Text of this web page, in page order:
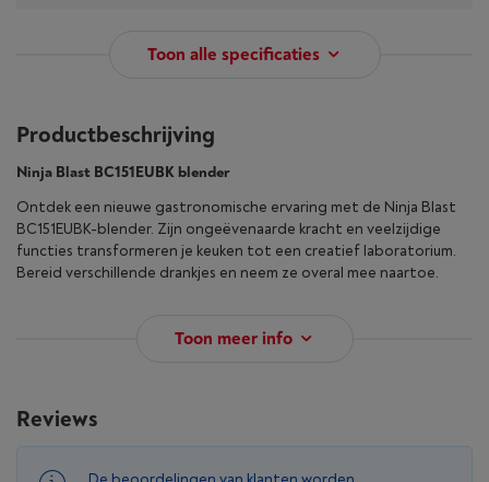
Toon alle specificaties
Productbeschrijving
Ninja Blast BC151EUBK blender
Ontdek een nieuwe gastronomische ervaring met de Ninja Blast
BC151EUBK-blender. Zijn ongeëvenaarde kracht en veelzijdige
functies transformeren je keuken tot een creatief laboratorium.
Bereid verschillende drankjes en neem ze overal mee naartoe.
Toon meer info
Reviews